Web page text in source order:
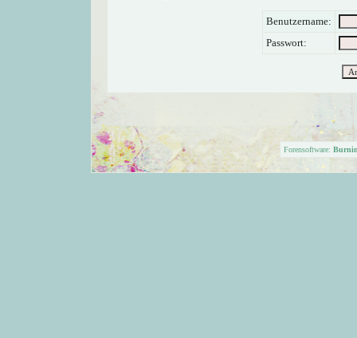
Benutzername:
Passwort:
Forensoftware: